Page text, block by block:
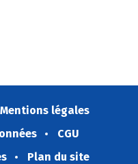
Mentions légales
CGU
Plan du site